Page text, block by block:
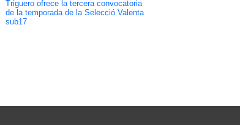
Triguero ofrece la tercera convocatoria
de la temporada de la Selecció Valenta
sub17